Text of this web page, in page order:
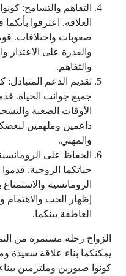
التفاهم والتسامح:
العلاقة. اعترفوا
صعوبات واختلافات.
والقدرة على الاعتذار
والتفاهم.
تقديم الدعم
جميع جوانب الحياة.
الأوقات الصعبة
داعمين وملهمين
والمهني.
الحفاظ على
حياتكما الزوجية.
الرومانسية
إظهار الحب والاهتمام
العاطفة بينكما.
الزواج رحلة مستمرة من
يمكنكما بناء علاقة سعيدة
كونوا صبورين وملتزمين